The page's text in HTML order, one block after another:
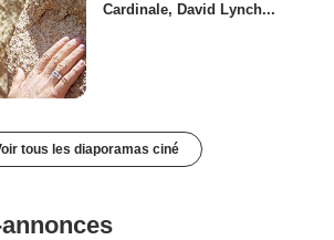
Cardinale, David Lynch...
tous les diaporamas ciné